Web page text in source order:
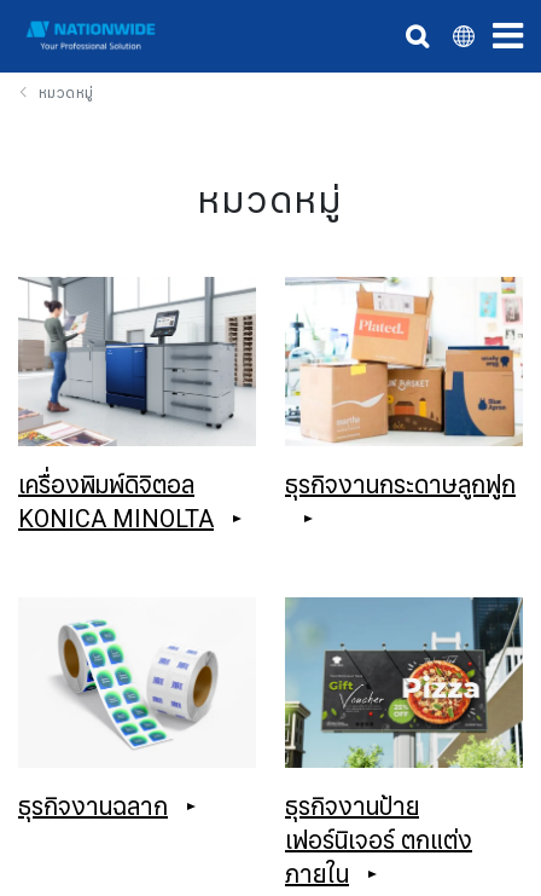
หมวดหมู่
หมวดหมู่
เครื่องพิมพ์ดิจิตอล
KONICA MINOLTA
ธุรกิจงานกระดาษลูกฟูก
ธุรกิจงานฉลาก
ธุรกิจงานป้าย
เฟอร์นิเจอร์ ตกแต่ง
ภายใน